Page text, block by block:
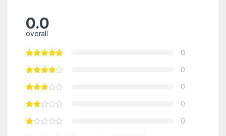
0.0
overall
0
0
0
0
0